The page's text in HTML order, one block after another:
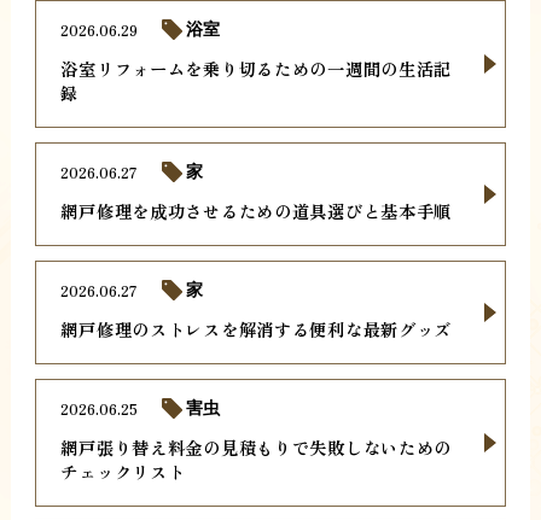
浴室リフォームを乗り切るための一週間の生活記
録
2026.06.29 浴室
網戸修理を成功させるための道具選びと基本手順
2026.06.27 家
網戸修理のストレスを解消する便利な最新グッズ
2026.06.27 家
網戸張り替え料金の見積もりで失敗しないための
チェックリスト
2026.06.25 害虫